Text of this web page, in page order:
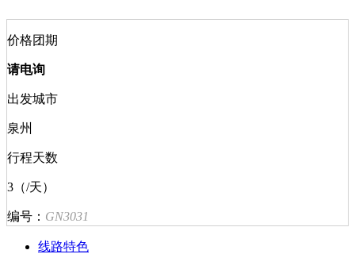
价格团期
请电询
出发城市
泉州
行程天数
3（/天）
编号： GN3031
线路特色